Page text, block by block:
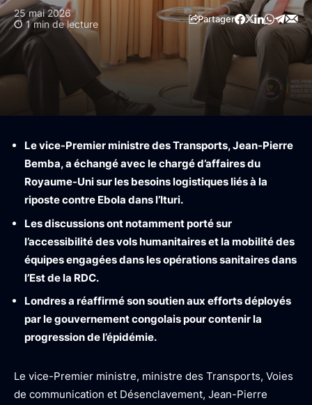
25 mai 2026
1 min de lecture
Partager
Le vice-Premier ministre des Transports, Jean-Pierre
Bemba, a échangé avec le chargé d’affaires du
Royaume-Uni sur les besoins logistiques liés à la
riposte contre Ebola dans l’Ituri.
Les discussions ont notamment porté sur
l’accessibilité des vols humanitaires et la mobilité des
équipes engagées dans les opérations sanitaires dans
l’Est de la RDC.
Londres a réaffirmé son soutien aux efforts déployés
par le gouvernement congolais pour contenir la
progression de l’épidémie.
Le vice-Premier ministre, ministre des Transports, Voies
de communication et Désenclavement, Jean-Pierre